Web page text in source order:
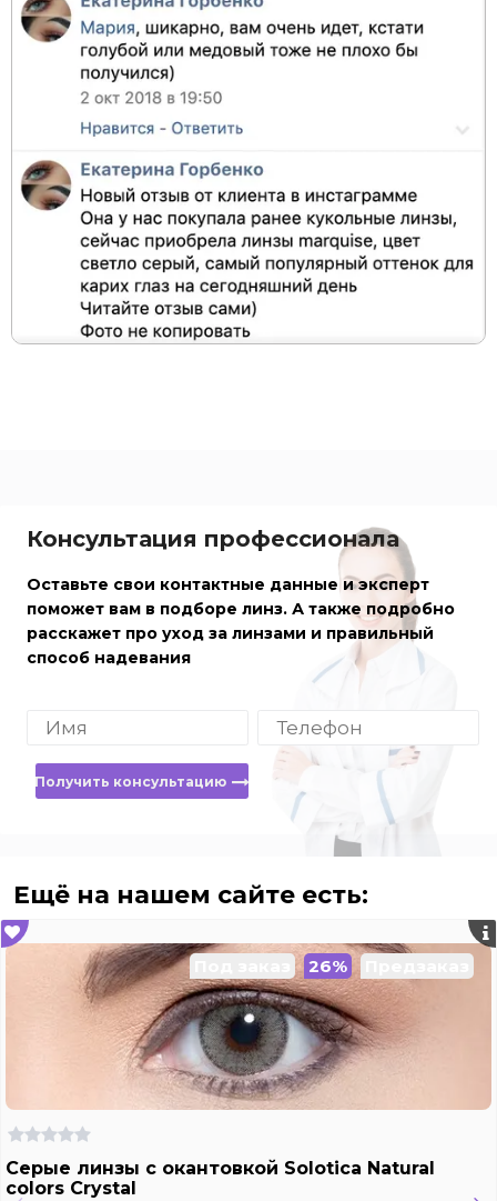
Консультация профессионала
Оставьте свои контактные данные и эксперт
поможет вам в подборе линз. А также подробно
расскажет про уход за линзами и правильный
способ надевания
Получить консультацию
Ещё на нашем сайте есть:
26%
Серые линзы с окантовкой Solotica Natural
colors Crystal